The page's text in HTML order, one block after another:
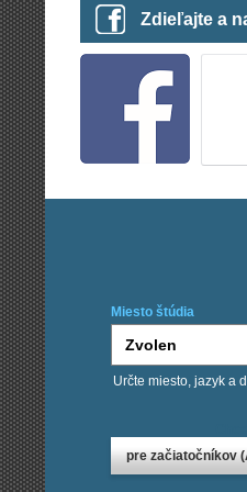
Zdieľajte a
Miesto štúdia
Určte miesto, jazyk a
pre začiatočníkov